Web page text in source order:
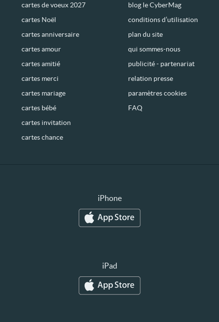
cartes de voeux 2027
cartes Noël
cartes anniversaire
cartes amour
cartes amitié
cartes merci
cartes mariage
cartes bébé
cartes invitation
cartes chance
blog le CyberMag
conditions d’utilisation
plan du site
qui sommes-nous
publicité - partenariat
relation presse
paramètres cookies
FAQ
iPhone
iPad